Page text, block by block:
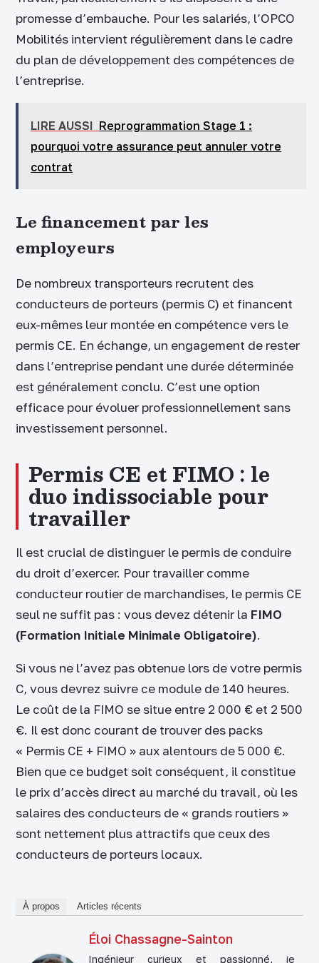
promesse d’embauche. Pour les salariés, l’OPCO
Mobilités intervient régulièrement dans le cadre
du plan de développement des compétences de
l’entreprise.
LIRE AUSSI Reprogrammation Stage 1 :
pourquoi votre assurance peut annuler votre
contrat
Le financement par les
employeurs
De nombreux transporteurs recrutent des
conducteurs de porteurs (permis C) et financent
eux-mêmes leur montée en compétence vers le
permis CE. En échange, un engagement de rester
dans l’entreprise pendant une durée déterminée
est généralement conclu. C’est une option
efficace pour évoluer professionnellement sans
investissement personnel.
Permis CE et FIMO : le
duo indissociable pour
travailler
Il est crucial de distinguer le permis de conduire
du droit d’exercer. Pour travailler comme
conducteur routier de marchandises, le permis CE
seul ne suffit pas : vous devez détenir la FIMO
(Formation Initiale Minimale Obligatoire).
Si vous ne l’avez pas obtenue lors de votre permis
C, vous devrez suivre ce module de 140 heures.
Le coût de la FIMO se situe entre 2 000 € et 2 500
€. Il est donc courant de trouver des packs
« Permis CE + FIMO » aux alentours de 5 000 €.
Bien que ce budget soit conséquent, il constitue
le prix d’accès direct au marché du travail, où les
salaires des conducteurs de « grands routiers »
sont nettement plus attractifs que ceux des
conducteurs de porteurs locaux.
À propos Articles récents
Éloi Chassagne-Sainton
Ingénieur curieux et passionné, je